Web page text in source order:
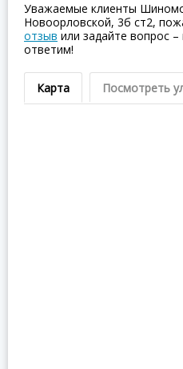
Уважаемые клиенты
Новоорловской, 3б ст2,
отзыв или задайте вопрос
ответим!
Карта Посмотреть